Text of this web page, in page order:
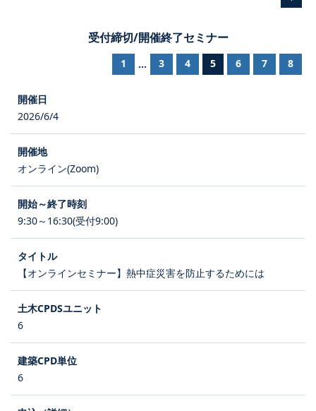
受付締切/開催終了セミナー
1 ... 3 4 5 6 7 8
2026/6/4
オンライン(Zoom)
9:30～16:30(受付9:00)
【オンラインセミナー】熱中症災害を防止するためには
6
6